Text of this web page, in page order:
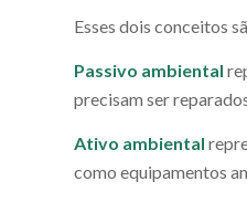
Esses dois conceitos
Passivo ambiental
precisam ser
Ativo ambiental
como equipamentos